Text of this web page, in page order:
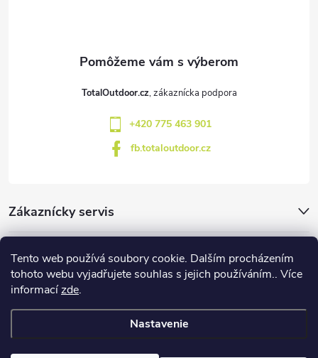
Tento web používá soubory cookie. Dalším procházením
tohoto webu vyjadřujete souhlas s jejich používáním.. Více
informacízde.
Nastavenie
Zákaznícky servis
Značky
Blog
TotalOutdoor.cz
+420 775 463 901
fb.totaloutdoor.cz